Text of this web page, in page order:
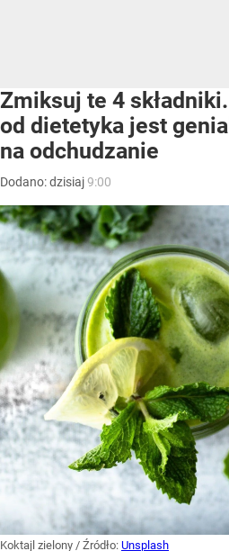
Zmiksuj te 4
od dietetyka jest
na odchudzanie
Dodano:dzisiaj9:00
Koktajl zielony / Źródło: Unsplash